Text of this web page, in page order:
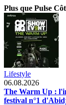
Plus que Pulse
Lifestyle
06.08.2026
The Warm Up :
festival n°1